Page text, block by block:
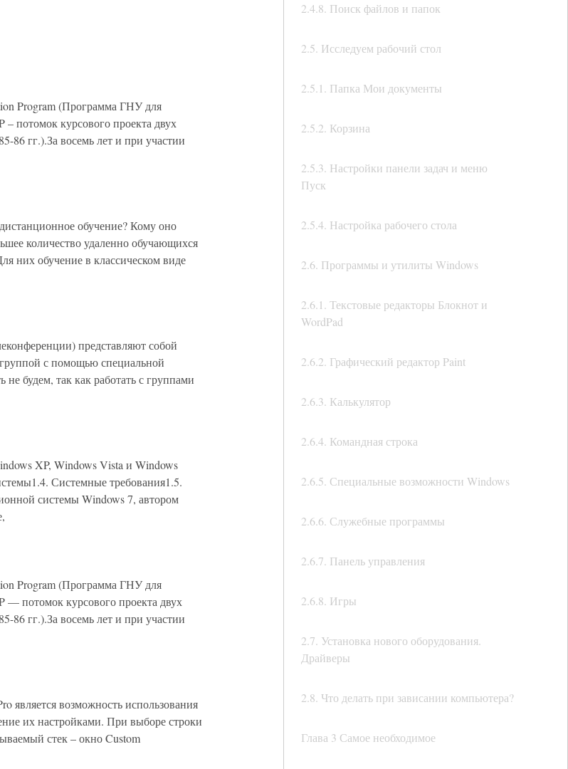
2.4.8. Поиск файлов и папок
2.5. Исследуем рабочий стол
2.5.1. Папка Мои документы
2.5.2. Корзина
2.5.3. Настройки панели задач и меню
Пуск
2.5.4. Настройка рабочего стола
2.6. Программы и утилиты Windows
2.6.1. Текстовые редакторы Блокнот и
WordPad
2.6.2. Графический редактор Paint
2.6.3. Калькулятор
2.6.4. Командная строка
2.6.5. Специальные возможности Windows
2.6.6. Служебные программы
2.6.7. Панель управления
2.6.8. Игры
2.7. Установка нового оборудования.
Драйверы
2.8. Что делать при зависании компьютера?
Глава 3 Самое необходимое
Program (Программа ГНУ для
потомок курсового проекта двух
86 гг.).За восемь лет и при участии
обучение? Кому оно
количество удаленно обучающихся
них обучение в классическом виде
представляют собой
с помощью специальной
будем, так как работать с группами
XP, Windows Vista и Windows
Системные требования1.5.
системы Windows 7, автором
Program (Программа ГНУ для
потомок курсового проекта двух
86 гг.).За восемь лет и при участии
является возможность использования
их настройками. При выборе строки
стек – окно Custom